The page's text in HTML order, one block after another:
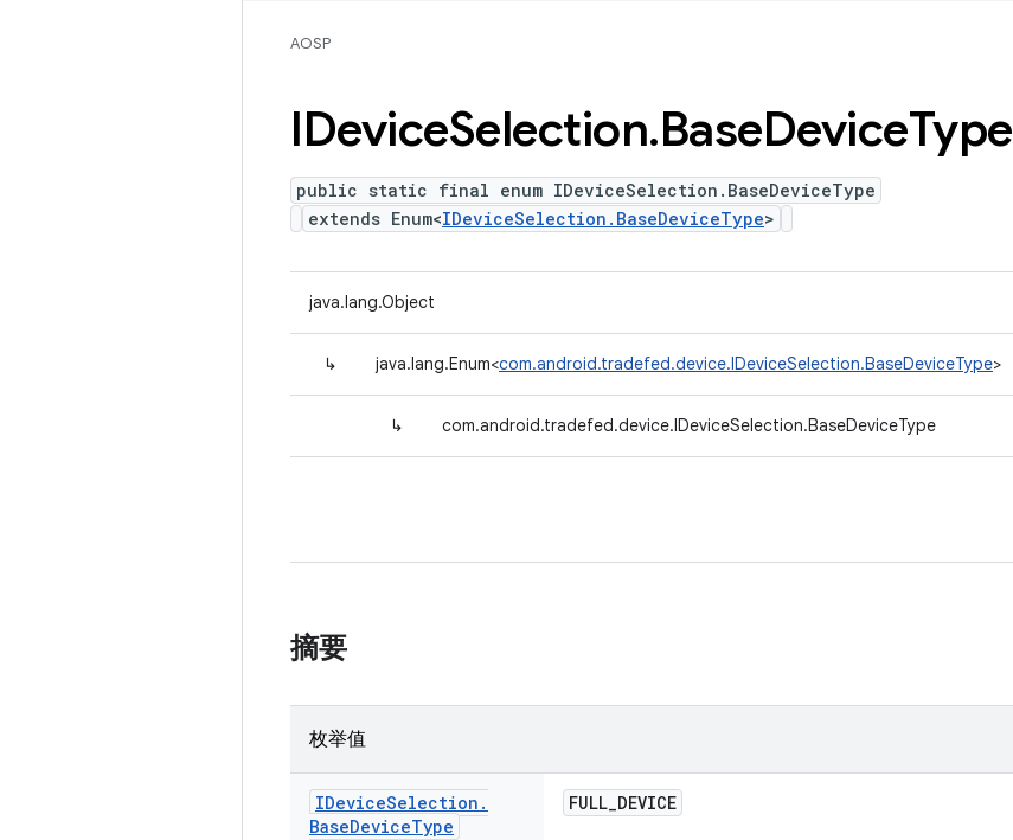
AOSP
IDeviceSelection.BaseDeviceType
public static final enum IDeviceSelection.BaseDeviceType
extends Enum<IDeviceSelection.BaseDeviceType>
java.lang.Object
↳ java.lang.Enum<com.android.tradefed.device.IDeviceSelection.BaseDeviceType>
↳ com.android.tradefed.device.IDeviceSelection.BaseDeviceType
摘要
枚举值
IDeviceSelection .
BaseDeviceType
FULL_DEVICE